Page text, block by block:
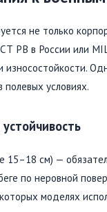
не только
РВ в России или
износостойкости.
условиях.
15–18 см) —
по неровной
моделях